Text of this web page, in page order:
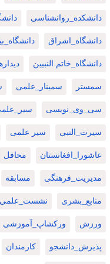
دانشکده_روانشناسی
دانشگاه_اشراق
دانشگاه_خاتم النبیین
سمستر سمینار_علمی
سی_وی_نویسی
سیرت_النبی سیر علمی
عاشورا_افغانستان محافل
مدیریت_فرهنگی مسابقه
منابع_بشری نشست_علمی
ورزش ورکشاپ_آموزشی
پذیرش_دانشجو کارمندان